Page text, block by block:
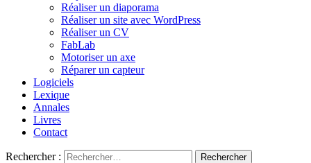
Réaliser un diaporama
Réaliser un site avec WordPress
Réaliser un CV
FabLab
Motoriser un axe
Réparer un capteur
Logiciels
Lexique
Annales
Livres
Contact
Rechercher :